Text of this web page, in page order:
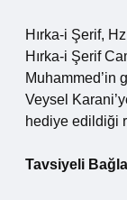
Hırka-i Şerif,
Hırka-i Şerif
Muhammed’in
Veysel
hediye edildiği
Tavsiyeli